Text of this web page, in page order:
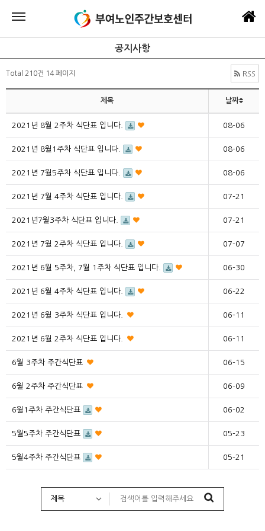
공지사항
Total 210건 14 페이지 RSS
제목 날짜
2021년 8월 2주차 식단표 입니다. 08-06
2021년 8월1주차 식단표 입니다. 08-06
2021년 7월5주차 식단표 입니다. 08-06
2021년 7월 4주차 식단표 입니다. 07-21
2021년7월3주차 식단표 입니다. 07-21
2021년 7월 2주차 식단표 입니다. 07-07
2021년 6월 5주차, 7월 1주차 식단표 입니다. 06-30
2021년 6월 4주차 식단표 입니다. 06-22
2021년 6월 3주차 식단표 입니다. 06-11
2021년 6월 2주차 식단표 입니다. 06-11
6월 3주차 주간식단표 06-15
6월 2주차 주간식단표 06-09
6월1주차 주간식단표 06-02
5월5주차 주간식단표 05-23
5월4주차 주간식단표 05-21